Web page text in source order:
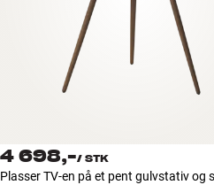
Tilbehør
INSPIRASJON
NYHETER
4 698,-/ STK
Plasser TV-en på et pent gulvstativ og